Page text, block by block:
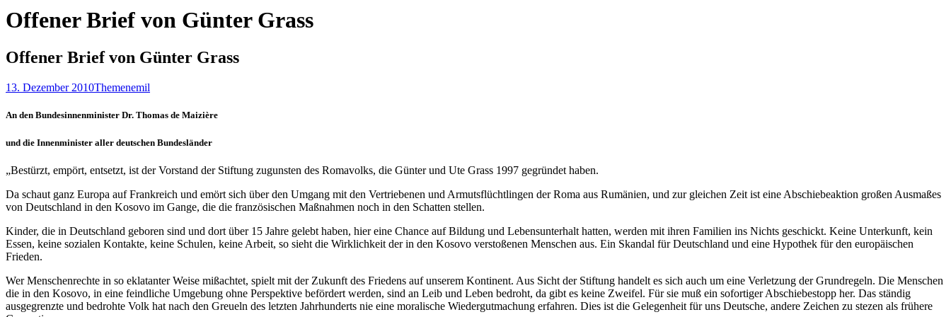
Offener Brief von Günter Grass
Offener Brief von Günter Grass
13. Dezember 2010Themenemil
An den Bundesinnenminister Dr. Thomas de Maizière
und die Innenminister aller deutschen Bundesländer
„Bestürzt, empört, entsetzt, ist der Vorstand der Stiftung zugunsten des Romavolks, die Günter und Ute Grass 1997 gegründet haben.
Da schaut ganz Europa auf Frankreich und emört sich über den Umgang mit den Vertriebenen und Armutsflüchtlingen der Roma aus Rumänien, und zur gleichen Zeit ist eine Abschiebeaktion großen Ausmaßes
von Deutschland in den Kosovo im Gange, die die französischen Maßnahmen noch in den Schatten stellen.
Kinder, die in Deutschland geboren sind und dort über 15 Jahre gelebt haben, hier eine Chance auf Bildung und Lebensunterhalt hatten, werden mit ihren Familien ins Nichts geschickt. Keine Unterkunft, kein
Essen, keine sozialen Kontakte, keine Schulen, keine Arbeit, so sieht die Wirklichkeit der in den Kosovo verstoßenen Menschen aus. Ein Skandal für Deutschland und eine Hypothek für den europäischen
Frieden.
Wer Menschenrechte in so eklatanter Weise mißachtet, spielt mit der Zukunft des Friedens auf unserem Kontinent. Aus Sicht der Stiftung handelt es sich auch um eine Verletzung der Grundregeln. Die Menschen
die in den Kosovo, in eine feindliche Umgebung ohne Perspektive befördert werden, sind an Leib und Leben bedroht, da gibt es keine Zweifel. Für sie muß ein sofortiger Abschiebestopp her. Das ständig
ausgegrenzte und bedrohte Volk hat nach den Greueln des letzten Jahrhunderts nie eine moralische Wiedergutmachung erfahren. Dies ist die Gelegenheit für uns Deutsche, andere Zeichen zu stezen als frühere